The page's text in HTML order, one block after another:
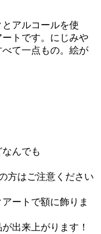
アルコールを使
トです。にじみや
て一点もの。絵が
んでも
方はご注意ください
ートで額に飾りま
出来上がります！